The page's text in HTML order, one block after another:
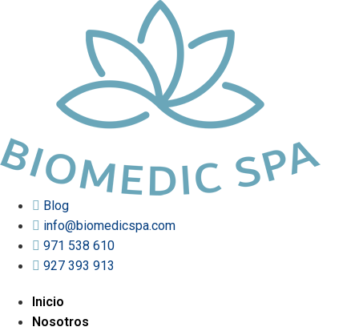
Blog
info@biomedicspa.com
971 538 610
927 393 913
Inicio
Nosotros